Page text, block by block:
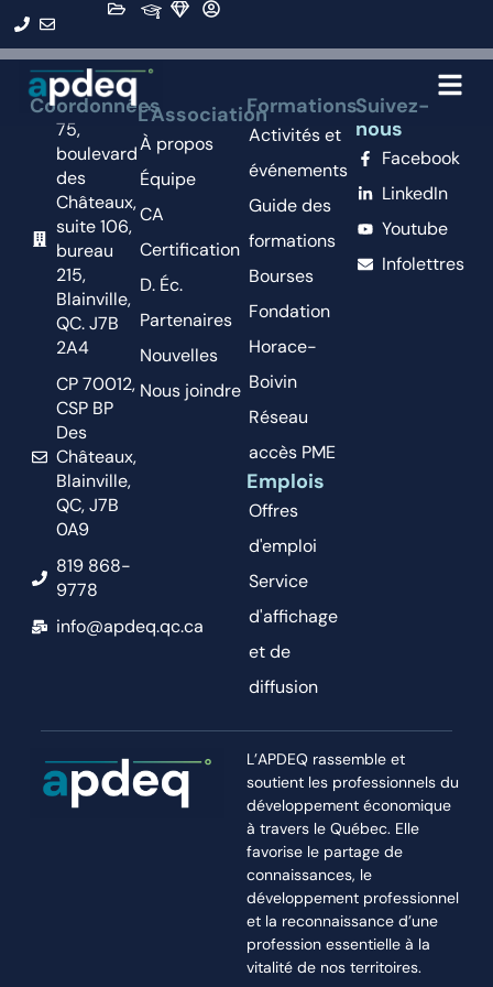
Organisation :
Coordonnées
75,
boulevard
des
Châteaux,
suite 106,
bureau
215,
Blainville,
QC. J7B
2A4
CP 70012,
CSP BP
Des
Châteaux,
Blainville,
QC, J7B
0A9
819 868-
9778
info@apdeq.qc.ca
L'Association
À propos
Équipe
CA
Certification
D. Éc.
Partenaires
Nouvelles
Nous joindre
Formations
Activités et
événements
Guide des
formations
Bourses
Fondation
Horace-
Boivin
Réseau
accès PME
Emplois
Offres
d'emploi
Service
d'affichage
et de
diffusion
Suivez-
nous
Facebook
LinkedIn
Youtube
Infolettres
L’APDEQ rassemble et
soutient les professionnels du
développement économique
à travers le Québec. Elle
favorise le partage de
connaissances, le
développement professionnel
et la reconnaissance d’une
profession essentielle à la
vitalité de nos territoires.